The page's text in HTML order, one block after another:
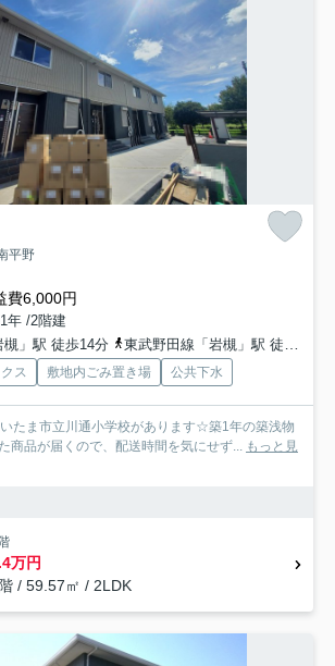
平野
費6,000円
年 /2階建
」駅 徒歩14分
東武野田線「岩槻」駅 徒歩30分
ス 敷地内ごみ置き場 公共下水
たま市立川通小学校があります☆築1年の築浅物
商品が届くので、配送時間を気にせず... もっと見
万円
/ 59.57㎡ / 2LDK